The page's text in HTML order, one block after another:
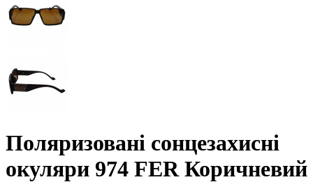
Поляризовані сонцезахисні
окуляри 974 FER Коричневий